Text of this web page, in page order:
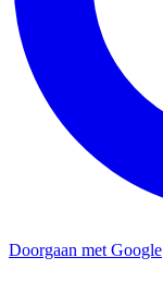
Doorgaan met Google